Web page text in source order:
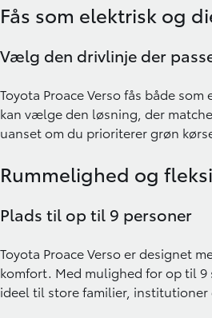
Fås som elektrisk og
Vælg den drivlinje der
Toyota Proace Verso fås både
kan vælge den løsning, der
uanset om du prioriterer grøn
Rummelighed og
Plads til op til 9 personer
Toyota Proace Verso er designet
komfort. Med mulighed for op til 9
ideel til store familier, institutioner